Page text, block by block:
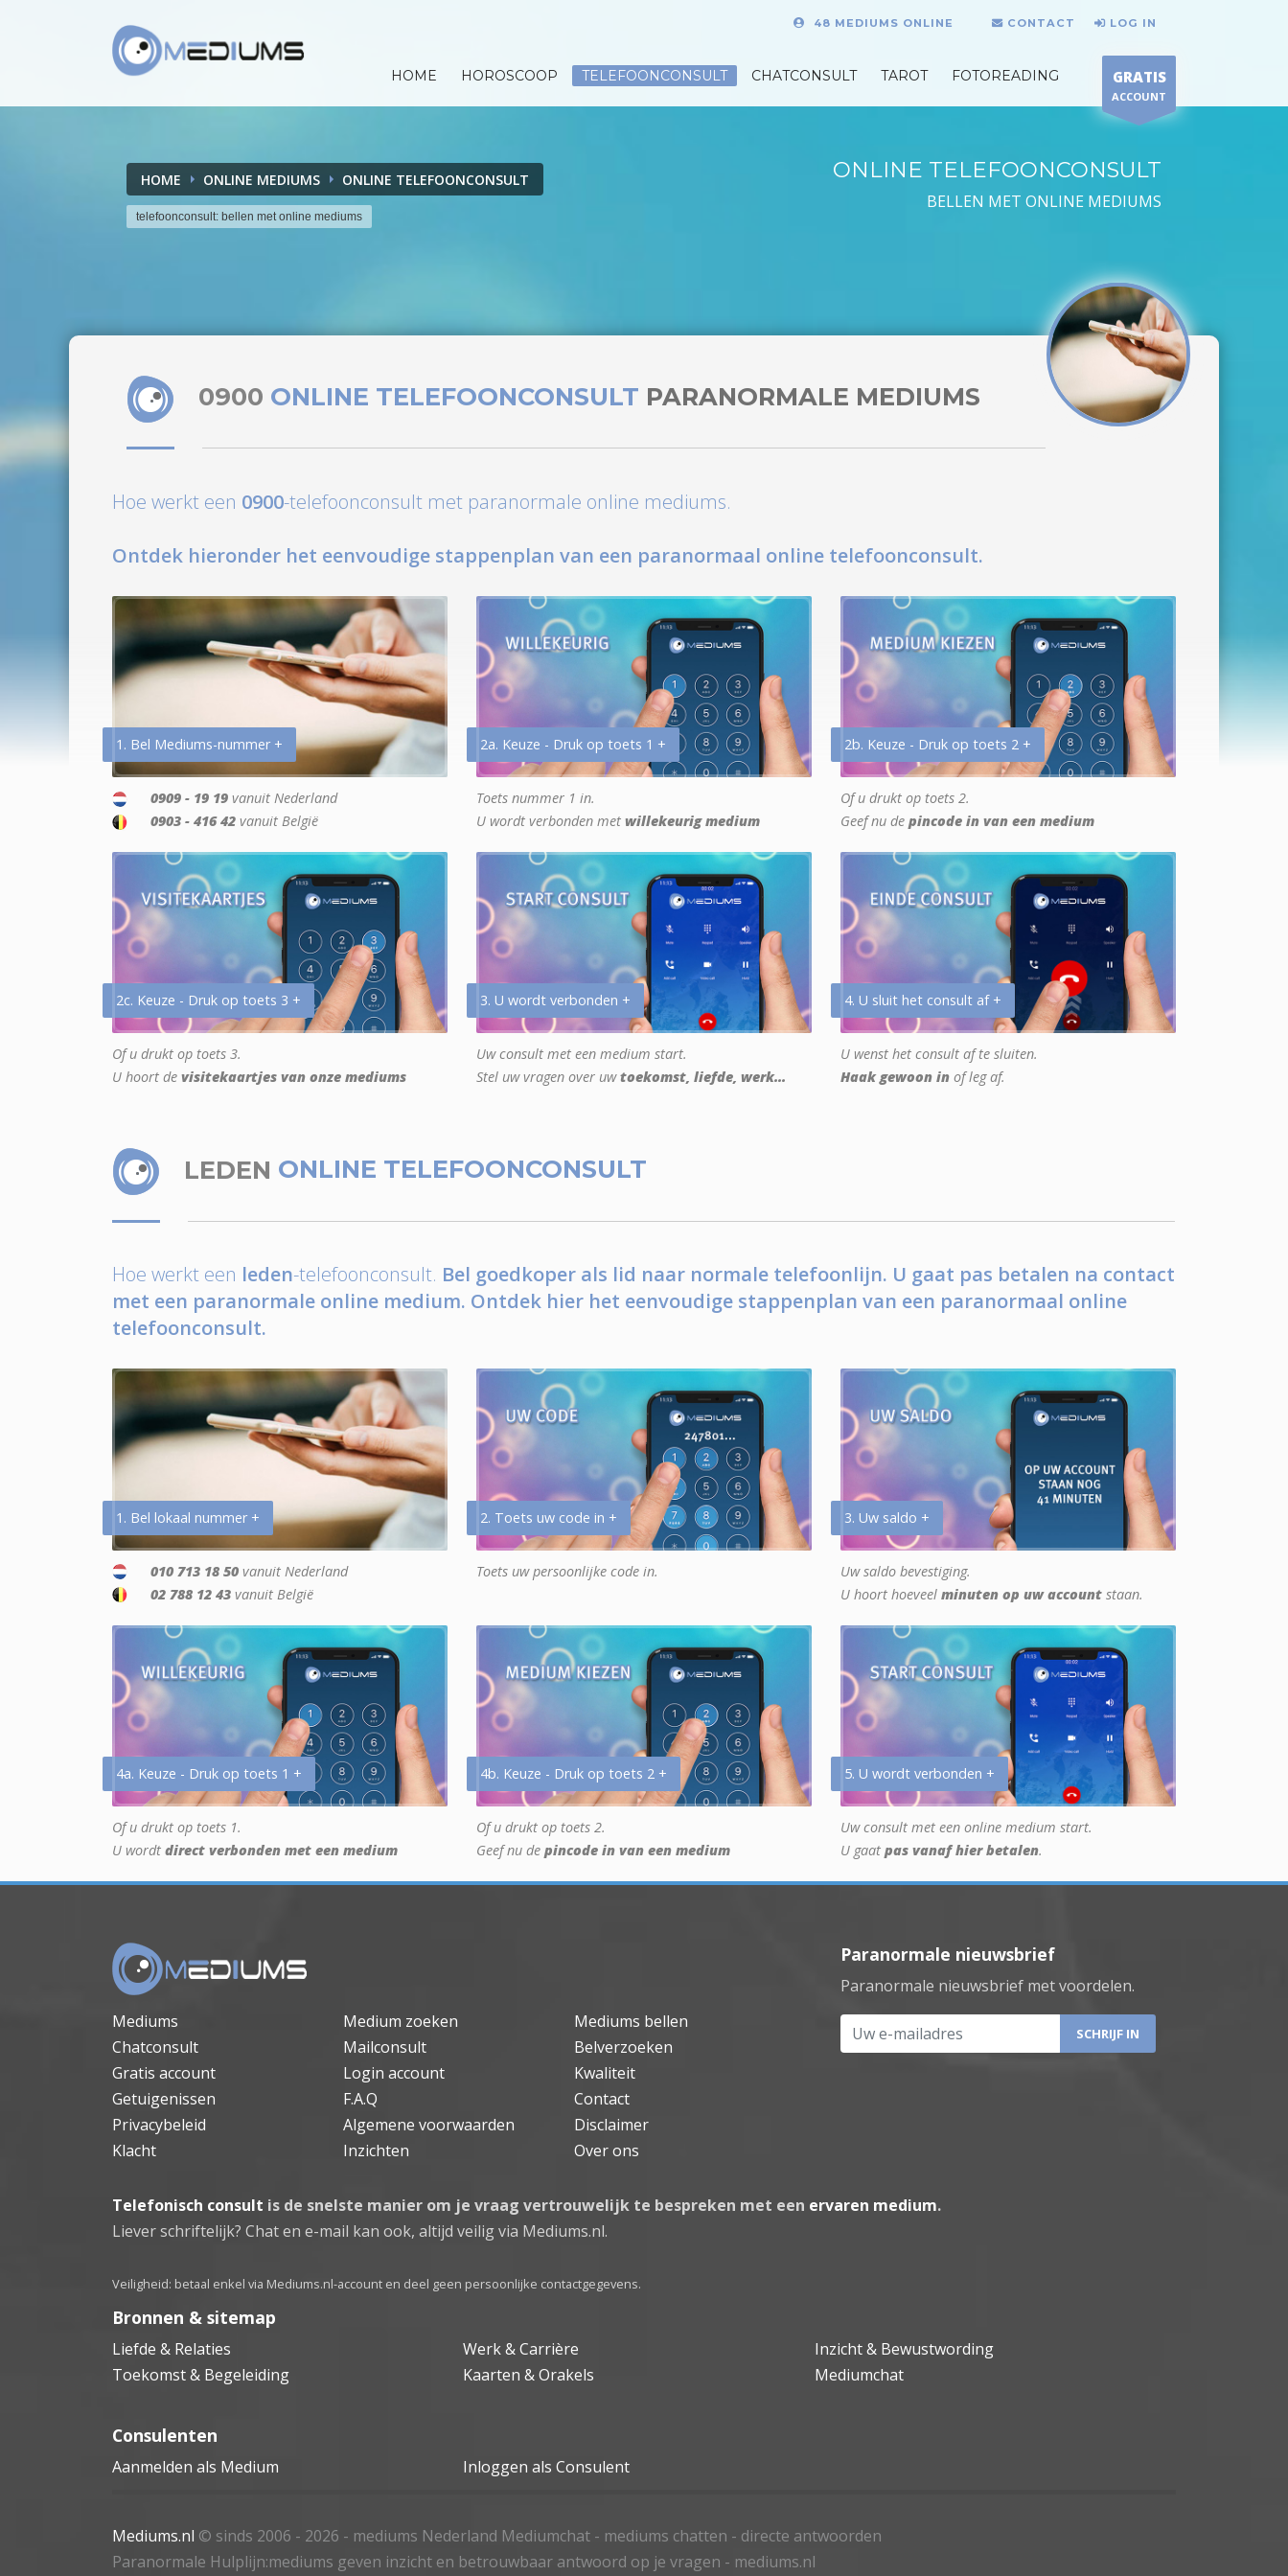
48 MEDIUMS ONLINE CONTACT LOG IN
HOME HOROSCOOP TELEFOONCONSULT CHATCONSULT TAROT FOTOREADING GRATIS
ACCOUNT
HOME ONLINE MEDIUMS ONLINE TELEFOONCONSULT
telefoonconsult: bellen met online mediums
ONLINE TELEFOONCONSULT
BELLEN MET ONLINE MEDIUMS
0900 ONLINE TELEFOONCONSULT PARANORMALE MEDIUMS
Hoe werkt een 0900-telefoonconsult met paranormale online mediums.
Ontdek hieronder het eenvoudige stappenplan van een paranormaal online telefoonconsult.
1. Bel Mediums-nummer +
0909 - 19 19 vanuit Nederland
0903 - 416 42 vanuit België
2a. Keuze - Druk op toets 1 +
Toets nummer 1 in.
U wordt verbonden met willekeurig medium
2b. Keuze - Druk op toets 2 +
Of u drukt op toets 2.
Geef nu de pincode in van een medium
2c. Keuze - Druk op toets 3 +
Of u drukt op toets 3.
U hoort de visitekaartjes van onze mediums
3. U wordt verbonden +
Uw consult met een medium start.
Stel uw vragen over uwtoekomst, liefde, werk...
4. U sluit het consult af +
U wenst het consult af te sluiten.
Haak gewoon in of leg af.
LEDEN ONLINE TELEFOONCONSULT
Hoe werkt een leden-telefoonconsult. Bel goedkoper als lid naar normale telefoonlijn. U gaat pas betalen na contact
met een paranormale online medium. Ontdek hier het eenvoudige stappenplan van een paranormaal online
telefoonconsult.
1. Bel lokaal nummer +
010 713 18 50 vanuit Nederland
02 788 12 43 vanuit België
2. Toets uw code in +
Toets uw persoonlijke code in.
3. Uw saldo +
Uw saldo bevestiging.
U hoort hoeveel minuten op uw account staan.
4a. Keuze - Druk op toets 1 +
Of u drukt op toets 1.
U wordt direct verbonden met een medium
4b. Keuze - Druk op toets 2 +
Of u drukt op toets 2.
Geef nu de pincode in van een medium
5. U wordt verbonden +
Uw consult met een online medium start.
U gaat pas vanaf hier betalen.
Mediums Medium zoeken
Mediums bellen
Chatconsult
Mailconsult
Belverzoeken
Gratis account
Login account
Kwaliteit
Getuigenissen
F.A.Q
Contact
Privacybeleid
Algemene voorwaarden
Disclaimer
Klacht
Inzichten Over ons
Paranormale nieuwsbrief
Paranormale nieuwsbrief met voordelen.
Uw e-mailadres
Telefonisch consult is de snelste manier om je vraag vertrouwelijk te bespreken met een ervaren medium.
Liever schriftelijk? Chat en e-mail kan ook, altijd veilig via Mediums.nl.
Veiligheid: betaal enkel via Mediums.nl-account en deel geen persoonlijke contactgegevens.
Bronnen & sitemap
Liefde & Relaties Werk & Carrière
Inzicht & Bewustwording
Toekomst & Begeleiding
Kaarten & Orakels Mediumchat
Consulenten
Aanmelden als Medium Inloggen als Consulent
Mediums.nl © sinds 2006 - 2026 - mediums Nederland Mediumchat - mediums chatten - directe antwoorden
Paranormale Hulplijn:mediums geven inzicht en betrouwbaar antwoord op je vragen - mediums.nl